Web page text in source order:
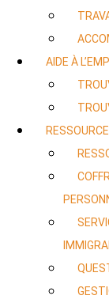
AIDE À